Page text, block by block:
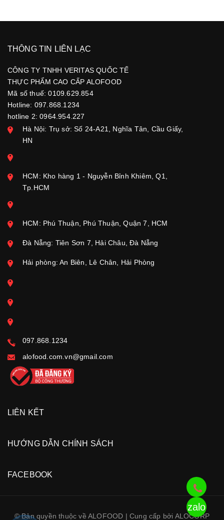
THÔNG TIN LIÊN LẠC
CÔNG TY TNHH VERITAS QUỐC TẾ
THỰC PHẨM CAO CẤP ALOFOOD
Mã số thuế: 0109.629.854
Hotline: 097.868.1234
hotline 2: 0964.954.227
Hà Nội: Trụ sở: Số 24-A21, Nghĩa Tân, Cầu Giấy,
HN
HCM: Kho hàng 1 - Nguyễn Bỉnh Khiêm, Q1,
Tp.HCM
HCM: Phú Thuận, Phú Thuận, Quận 7, HCM
Đà Nẵng: Tiên Sơn 7, Hải Châu, Đà Nẵng
Hải phòng: An Biên, Lê Chân, Hải Phòng
097.868.1234
alofood.com.vn@gmail.com
LIÊN KẾT
HƯỚNG DẪN CHÍNH SÁCH
FACEBOOK
© Bản quyền thuộc về ALOFOOD | Cung cấp bởi ALOCORP
zalo